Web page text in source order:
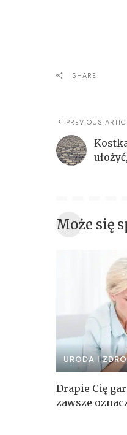
SHARE
PREVIOUS
Może się
URODA I
Drapie Cię
zawsze